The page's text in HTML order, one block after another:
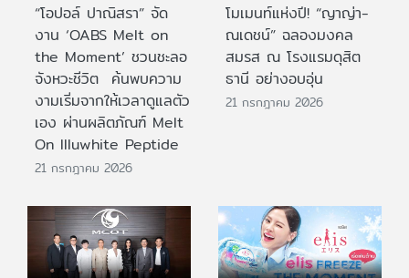
“โอปอล์ ปาณิสรา” จัด
งาน ‘OABS Melt on
the Moment’ ชวนชะลอ
จังหวะชีวิต ค้นพบความ
งามเริ่มจากให้เวลาดูแลตัว
เอง ผ่านผลิตภัณฑ์ Melt
On Illuwhite Peptide
21 กรกฎาคม 2026
โมเมนท์แห่งปี! “ญาญ่า-
ณเดชน์” ฉลองมงคล
สมรส ณ โรงแรมดุสิต
ธานี อย่างอบอุ่น
21 กรกฎาคม 2026